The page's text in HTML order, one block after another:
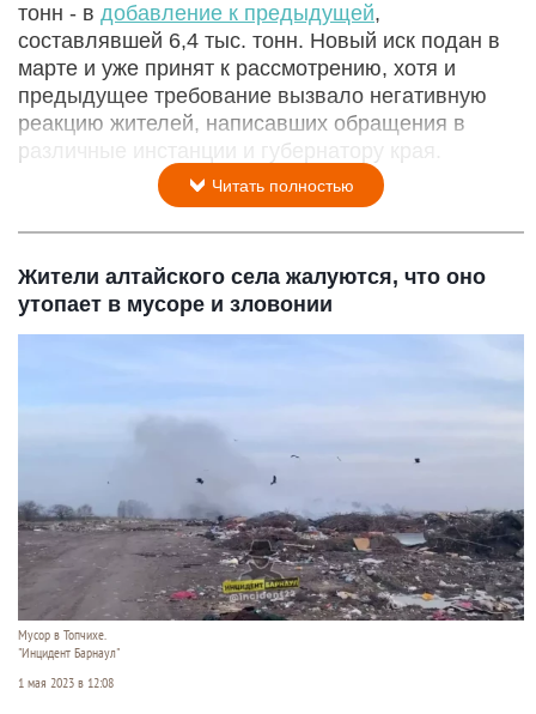
тонн - в добавление к предыдущей,
составлявшей 6,4 тыс. тонн. Новый иск подан в
марте и уже принят к рассмотрению, хотя и
предыдущее требование вызвало негативную
реакцию жителей, написавших обращения в
различные инстанции и губернатору края.
Читать полностью
Жители алтайского села жалуются, что оно
утопает в мусоре и зловонии
Мусор в Топчихе.
"Инцидент Барнаул"
1 мая 2023 в 12:08